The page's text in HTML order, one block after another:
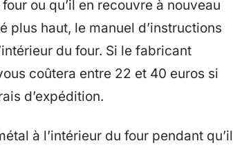
ou qu’il en recouvre à nouveau
plus haut, le manuel d’instructions
du four. Si le fabricant
coûtera entre 22 et 40 euros si
d’expédition.
à l’intérieur du four pendant qu’il